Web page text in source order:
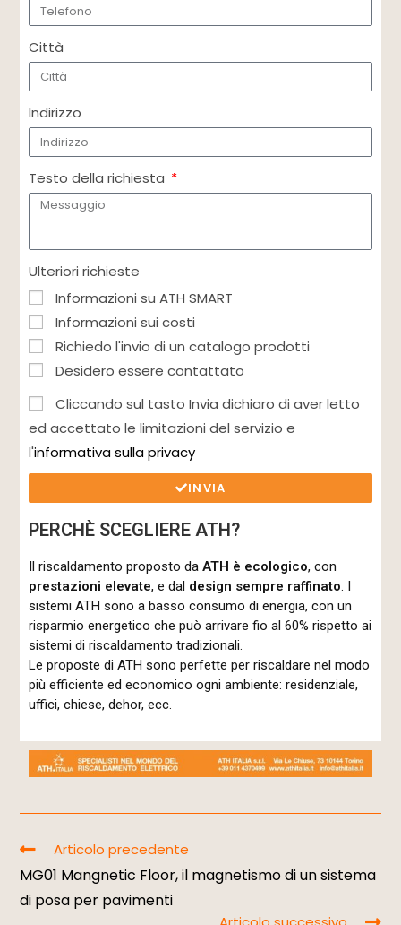
Città
Indirizzo
Testo della richiesta
Ulteriori richieste
Informazioni su ATH SMART
Informazioni sui costi
Richiedo l'invio di un catalogo prodotti
Desidero essere contattato
Cliccando sul tasto Invia dichiaro di aver letto
ed accettato le limitazioni del servizio e
l'informativa sulla privacy
INVIA
PERCHÈ SCEGLIERE ATH?
Il riscaldamento proposto daATH è ecologico, con
prestazioni elevate, e dal design sempre raffinato. I
sistemi ATH sono a basso consumo di energia, con un
risparmio energetico che può arrivare fio al 60% rispetto ai
sistemi di riscaldamento tradizionali.
Le proposte di ATH sono perfette per riscaldare nel modo
più efficiente ed economico ogni ambiente: residenziale,
uffici, chiese, dehor, ecc.
Articolo precedente
MG01 Mangnetic Floor, il magnetismo di un sistema
di posa per pavimenti